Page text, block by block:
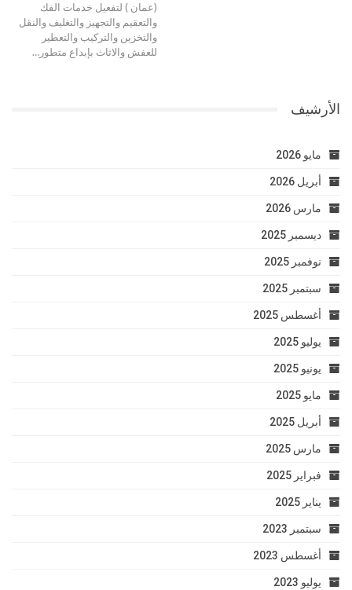
(عمان ) لتفعيل خدمات الفك
والتعقيم والتجهيز والتغليف والنقل
والتخزين والتركيب والتعطير
للعفش والاثاث بإبداع متطور…
الأرشيف
مايو 2026
أبريل 2026
مارس 2026
ديسمبر 2025
نوفمبر 2025
سبتمبر 2025
أغسطس 2025
يوليو 2025
يونيو 2025
مايو 2025
أبريل 2025
مارس 2025
فبراير 2025
يناير 2025
سبتمبر 2023
أغسطس 2023
يوليو 2023